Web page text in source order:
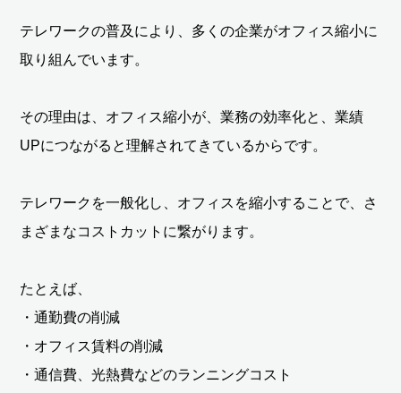
テレワークの普及により、多くの企業がオフィス縮小に
取り組んでいます。
その理由は、オフィス縮小が、業務の効率化と、業績
UPにつながると理解されてきているからです。
テレワークを一般化し、オフィスを縮小することで、さ
まざまなコストカットに繋がります。
たとえば、
・通勤費の削減
・オフィス賃料の削減
・通信費、光熱費などのランニングコスト